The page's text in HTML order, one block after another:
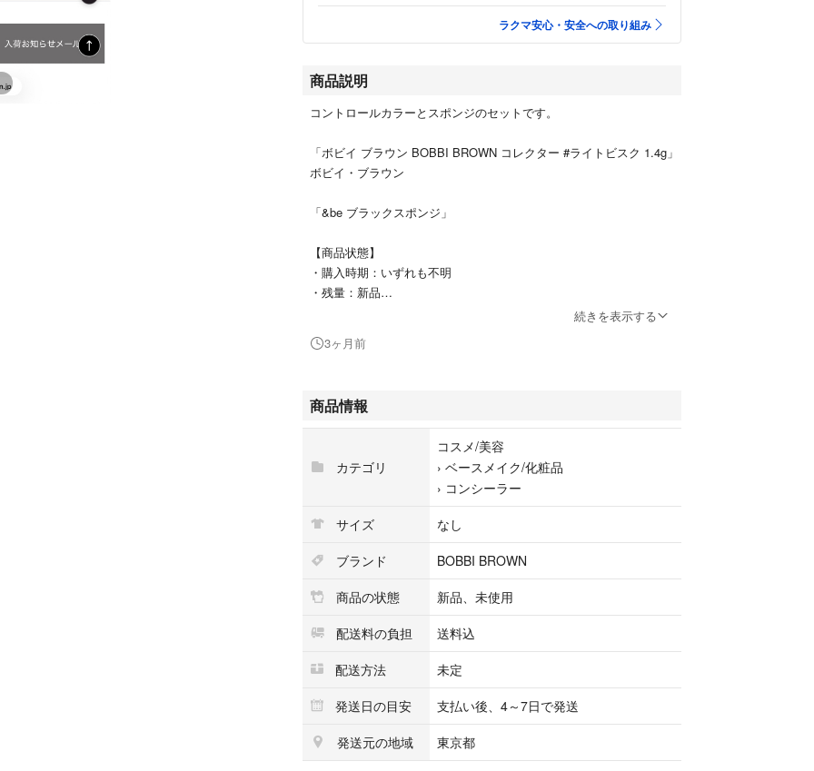
ラクマ安心・安全への取り組み
商品説明
コントロールカラーとスポンジのセットです。
「ボビイ ブラウン BOBBI BROWN コレクター #ライトビスク 1.4g」
ボビイ・ブラウン
「&be ブラックスポンジ」
【商品状態】
・購入時期：いずれも不明
・残量：新品
#コスメ/美容
#メイクアップ
続きを表示する
3ヶ月前
商品情報
カテゴリ
コスメ/美容
› ベースメイク/化粧品
› コンシーラー
サイズ
なし
ブランド
BOBBI BROWN
商品の状態
新品、未使用
配送料の負担
送料込
配送方法
未定
発送日の目安
支払い後、4～7日で発送
発送元の地域
東京都